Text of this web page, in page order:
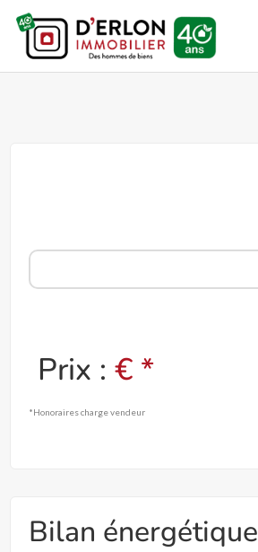
Prix :€ *
*Honoraires charge vendeur
Bilan énergétique